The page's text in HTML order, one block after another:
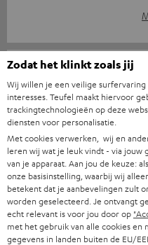
"De beste keuze bij
Zodat het klinkt zoals jij
Wij willen je een veilige
interesses. Teufel maakt hiervoor
trackingtechnologieën op deze
diensten voor personalisatie.
Met cookies verwerken, wij en
leren wij wat je leuk vindt - via jouw
van je apparaat. Aan jou de keuze:
onze basisinstelling, waarbij wij
betekent dat je aanbevelingen zult
worden geselecteerd. Je ontvangt
echt relevant is voor jou door op
met het gebruik van alle cookies
gegevens in landen buiten de EU/